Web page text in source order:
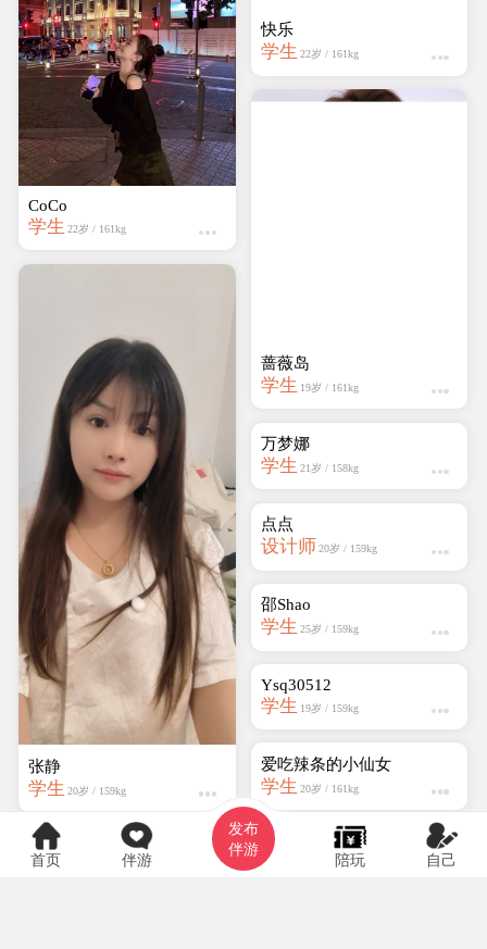
CoCo
学生 22岁 / 161kg
张静
学生 20岁 / 159kg
设计师
邵Shao
学生 25岁 / 159kg
Ysq30512
学生 19岁 / 159kg
爱吃辣条的小仙女
学生 20岁 / 161kg
首页 伴游
发布
伴游
陪玩 自己